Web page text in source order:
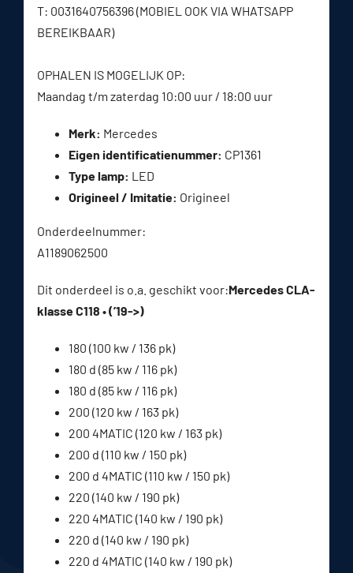
T: 0031640756396 (MOBIEL OOK VIA WHATSAPP
BEREIKBAAR)
OPHALEN IS MOGELIJK OP:
Maandag t/m zaterdag 10:00 uur / 18:00 uur
Merk: Mercedes
Eigen identificatienummer: CP1361
Type lamp: LED
Origineel / Imitatie: Origineel
Onderdeelnummer:
A1189062500
Dit onderdeel is o.a. geschikt voor:Mercedes CLA-
klasse C118 • (’19->)
180 (100 kw / 136 pk)
180 d (85 kw / 116 pk)
180 d (85 kw / 116 pk)
200 (120 kw / 163 pk)
200 4MATIC (120 kw / 163 pk)
200 d (110 kw / 150 pk)
200 d 4MATIC (110 kw / 150 pk)
220 (140 kw / 190 pk)
220 4MATIC (140 kw / 190 pk)
220 d (140 kw / 190 pk)
220 d 4MATIC (140 kw / 190 pk)